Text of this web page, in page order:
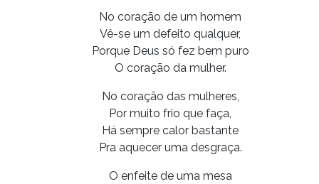
No coração de um homem
Vê-se um defeito qualquer,
Porque Deus só fez bem puro
O coração da mulher.
No coração das mulheres,
Por muito frio que faça,
Há sempre calor bastante
Pra aquecer uma desgraça.
O enfeite de uma mesa